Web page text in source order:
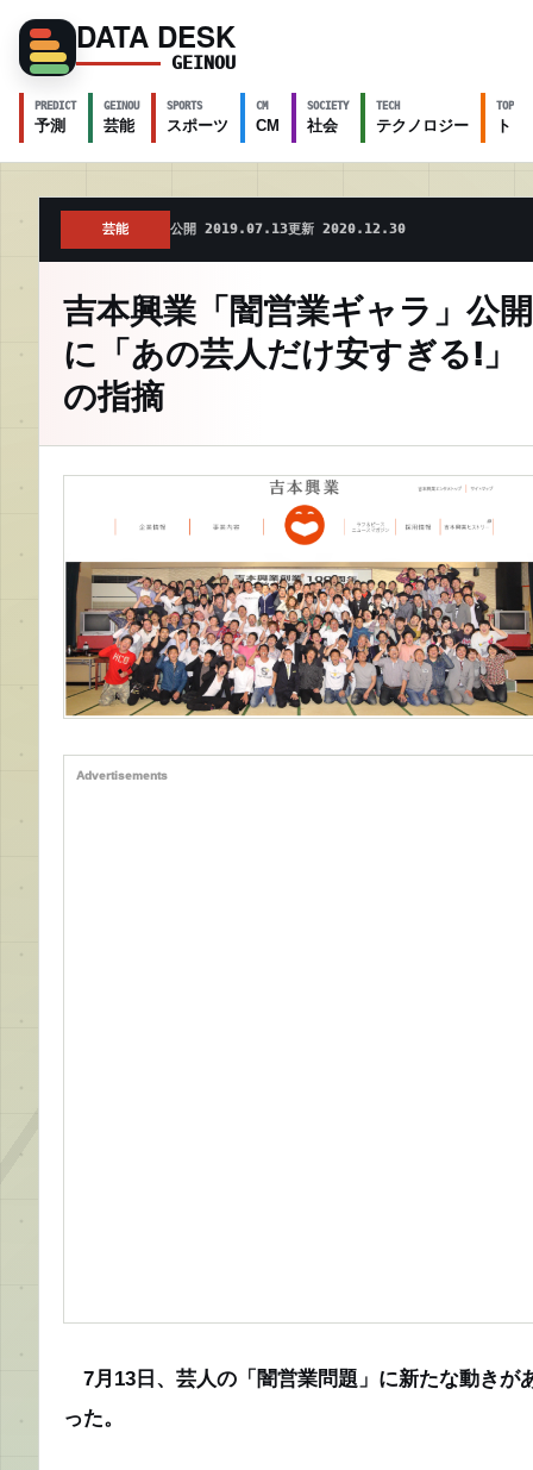
DATA DESK
GEINOU
PREDICT
予測
GEINOU
芸能
SPORTS
スポーツ
CM
CM
SOCIETY
社会
TECH
テクノロジー
TOPICS
ト
芸能 公開 2019.07.13更新 2020.12.30
吉本興業「闇営業ギャラ」公開
に「あの芸人だけ安すぎる!」
の指摘
Advertisements
7月13日、芸人の「闇営業問題」に新たな動きが
った。